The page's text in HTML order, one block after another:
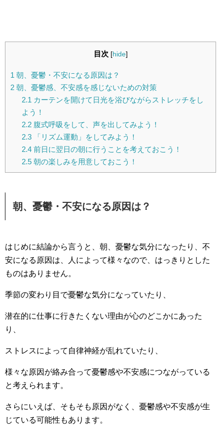
目次 [hide]
1 朝、憂鬱・不安になる原因は？
2 朝、憂鬱感、不安感を感じないための対策
2.1 カーテンを開けて日光を浴びながらストレッチをし
よう！
2.2腹式呼吸をして、声を出してみよう！
2.3「リズム運動」をしてみよう！
2.4前日に翌日の朝に行うことを考えておこう！
2.5朝の楽しみを用意しておこう！
朝、憂鬱・不安になる原因は？
はじめに結論から言うと、朝、憂鬱な気分になったり、不
安になる原因は、人によって様々なので、はっきりとした
ものはありません。
季節の変わり目で憂鬱な気分になっていたり、
潜在的に仕事に行きたくない理由が心のどこかにあった
り、
ストレスによって自律神経が乱れていたり、
様々な原因が絡み合って憂鬱感や不安感につながっている
と考えられます。
さらにいえば、そもそも原因がなく、憂鬱感や不安感が生
じている可能性もあります。